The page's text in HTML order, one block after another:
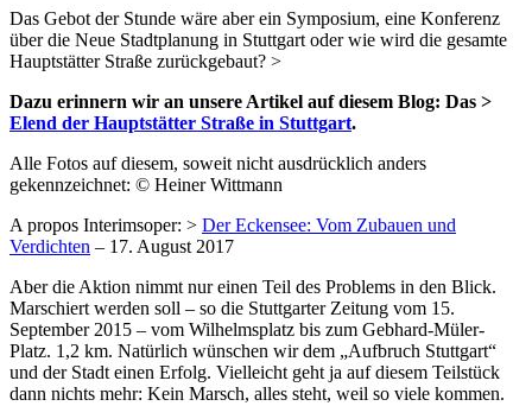
Das Gebot der Stunde wäre aber ein Symposium, eine Konferenz
über die Neue Stadtplanung in Stuttgart oder wie wird die gesamte
Hauptstätter Straße zurückgebaut? >
Dazu erinnern wir an unsere Artikel auf diesem Blog: Das >
Elend der Hauptstätter Straße in Stuttgart.
Alle Fotos auf diesem, soweit nicht ausdrücklich anders
gekennzeichnet: © Heiner Wittmann
A propos Interimsoper: > Der Eckensee: Vom Zubauen und
Verdichten – 17. August 2017
Aber die Aktion nimmt nur einen Teil des Problems in den Blick.
Marschiert werden soll – so die Stuttgarter Zeitung vom 15.
September 2015 – vom Wilhelmsplatz bis zum Gebhard-Müler-
Platz. 1,2 km. Natürlich wünschen wir dem „Aufbruch Stuttgart“
und der Stadt einen Erfolg. Vielleicht geht ja auf diesem Teilstück
dann nichts mehr: Kein Marsch, alles steht, weil so viele kommen.